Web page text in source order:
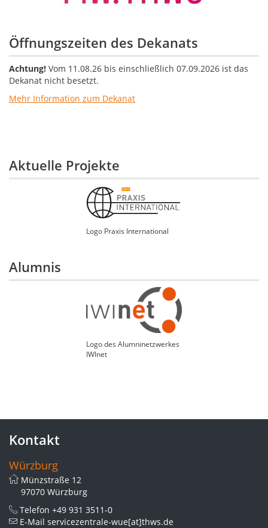
Öffnungszeiten des Dekanats
Achtung! Vom 11.08.26 bis einschließlich 07.09.2026 ist das
Dekanat nicht besetzt.
Mehr Information zum Dekanat
Aktuelle Projekte
Logo Praxis International
Alumnis
Logo des Alumninetzwerkes
IWInet
Kontakt
Würzburg
Münzstraße 12
97070 Würzburg
Telefon +49 931 3511-0
E-Mail servicezentrale-wue[at]thws.de